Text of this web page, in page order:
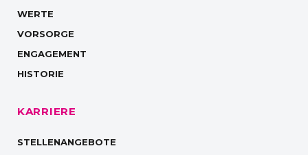
WERTE
VORSORGE
ENGAGEMENT
HISTORIE
KARRIERE
STELLENANGEBOTE